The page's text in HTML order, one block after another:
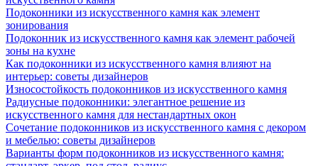
Подоконники из искусственного камня как элемент
зонирования
Подоконник из искусственного камня как элемент рабочей
зоны на кухне
Как подоконники из искусственного камня влияют на
интерьер: советы дизайнеров
Износостойкость подоконников из искусственного камня
Радиусные подоконники: элегантное решение из
искусственного камня для нестандартных окон
Сочетание подоконников из искусственного камня с декором
и мебелью: советы дизайнеров
Варианты форм подоконников из искусственного камня: